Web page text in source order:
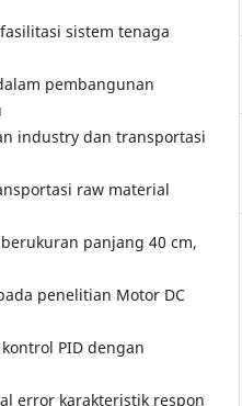
sistem tenaga
pembangunan
industry dan transportasi
raw material
panjang 40 cm,
penelitian Motor DC
PID dengan
error karakteristik respon